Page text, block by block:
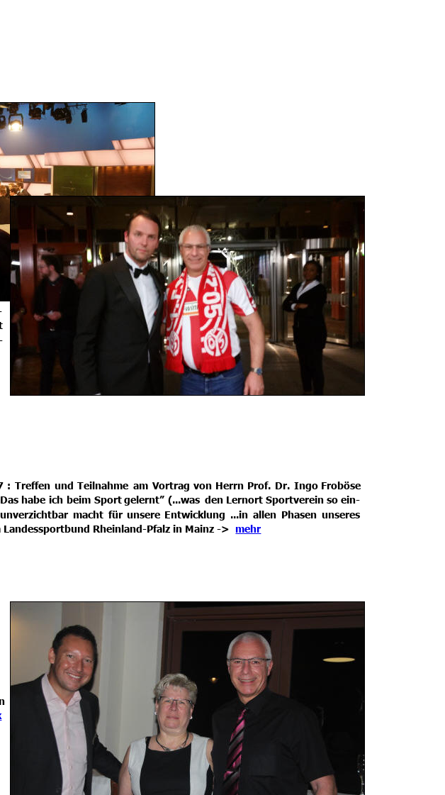
: Treffen und Teilnahme am Vortrag von Herrn Prof. Dr. Ingo Froböse
habe ich beim Sportgelernt” (...was den Lernort Sportverein so ein-
unverzichtbar macht für unsere Entwicklung ...in allen Phasen unseres
Landessportbund Rheinland-Pfalz in Mainz -> mehr